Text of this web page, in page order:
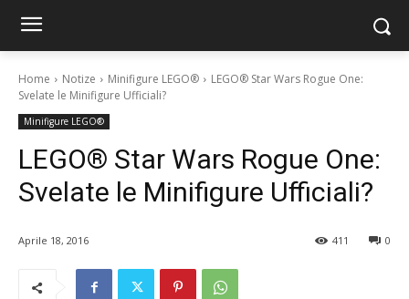
Home Notize Minifigure LEGO®
LEGO® Star Wars Rogue One:
Svelate le Minifigure Ufficiali?
Minifigure LEGO®
LEGO® Star Wars Rogue One:
Svelate le Minifigure Ufficiali?
Aprile 18, 2016 0
411